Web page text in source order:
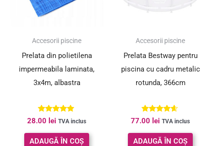
Accesorii piscine
Prelata din polietilena
impermeabila laminata,
3x4m, albastra
Evaluat la
5.00
din 5
28.00 lei TVA inclus
ADAUGĂ ÎN COȘ
Accesorii piscine
Prelata Bestway pentru
piscina cu cadru metalic
rotunda, 366cm
Evaluat la
4.50
din 5
77.00 lei TVA inclus
ADAUGĂ ÎN COȘ